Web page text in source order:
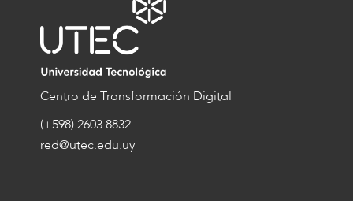
Centro de Transformación Digital
(+598) 2603 8832
red@utec.edu.uy